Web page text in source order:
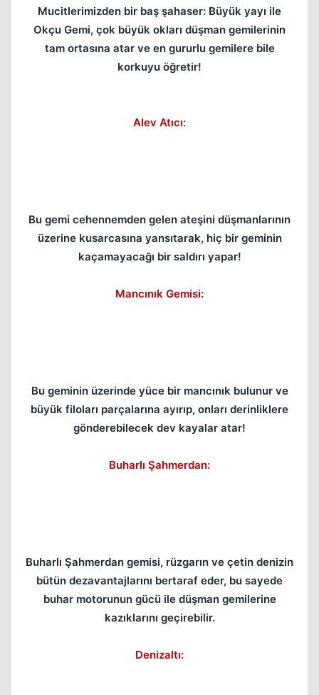
Mucitlerimizden bir baş şahaser: Büyük yayı ile
Okçu Gemi, çok büyük okları düşman gemilerinin
tam ortasına atar ve en gururlu gemilere bile
korkuyu öğretir!
Alev Atıcı:
Bu gemi cehennemden gelen ateşini düşmanlarının
üzerine kusarcasına yansıtarak, hiç bir geminin
kaçamayacağı bir saldırı yapar!
Mancınık Gemisi:
Bu geminin üzerinde yüce bir mancınık bulunur ve
büyük filoları parçalarına ayırıp, onları derinliklere
gönderebilecek dev kayalar atar!
Buharlı Şahmerdan:
Buharlı Şahmerdan gemisi, rüzgarın ve çetin denizin
bütün dezavantajlarını bertaraf eder, bu sayede
buhar motorunun gücü ile düşman gemilerine
kazıklarını geçirebilir.
Denizaltı: